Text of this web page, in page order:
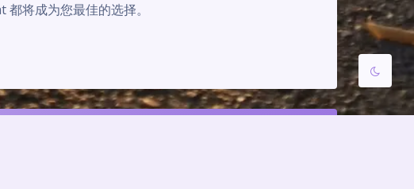
将成为您最佳的选择。